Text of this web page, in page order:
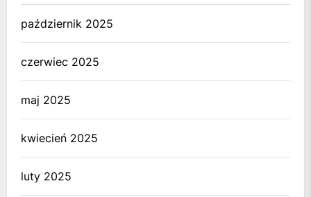
październik 2025
czerwiec 2025
maj 2025
kwiecień 2025
luty 2025